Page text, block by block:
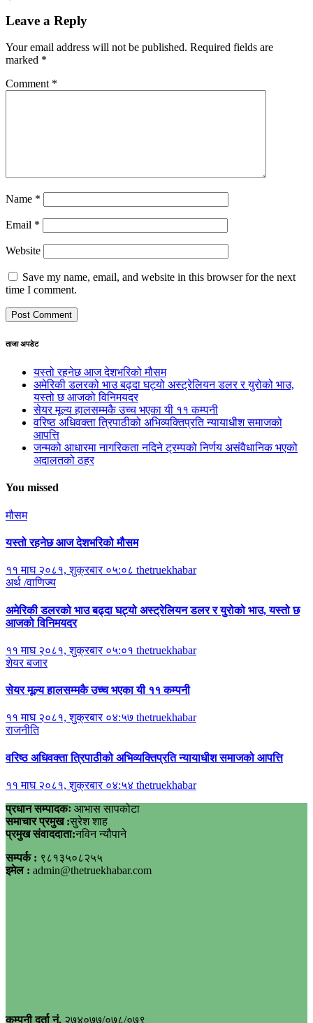
Leave a Reply
Your email address will not be published. Required fields are
marked *
Comment *
Name *
Email *
Website
Save my name, email, and website in this browser for the next
time I comment.
ताजा अपडेट
यस्तो रहनेछ आज देशभरिको मौसम
अमेरिकी डलरको भाउ बढ्दा घट्यो अस्ट्रेलियन डलर र युरोको भाउ,
यस्तो छ आजको विनिमयदर
सेयर मूल्य हालसम्मकै उच्च भएका यी ११ कम्पनी
वरिष्ठ अधिवक्ता त्रिपाठीको अभिव्यक्तिप्रति न्यायाधीश समाजको
आपत्ति
जन्मको आधारमा नागरिकता नदिने ट्रम्पको निर्णय असंवैधानिक भएको
अदालतको ठहर
You missed
मौसम
यस्तो रहनेछ आज देशभरिको मौसम
११ माघ २०८१, शुक्रबार ०५:०८ thetruekhabar
अर्थ /वाणिज्य
अमेरिकी डलरको भाउ बढ्दा घट्यो अस्ट्रेलियन डलर र युरोको भाउ, यस्तो छ
आजको विनिमयदर
११ माघ २०८१, शुक्रबार ०५:०१ thetruekhabar
शेयर बजार
सेयर मूल्य हालसम्मकै उच्च भएका यी ११ कम्पनी
११ माघ २०८१, शुक्रबार ०४:५७ thetruekhabar
राजनीति
वरिष्ठ अधिवक्ता त्रिपाठीको अभिव्यक्तिप्रति न्यायाधीश समाजको आपत्ति
११ माघ २०८१, शुक्रबार ०४:५४ thetruekhabar
प्रधान सम्पादकः आभास सापकोटा
समाचार प्रमुख :सुरेश शाह
प्रमुख संवाददाता:नविन न्यौपाने
सम्पर्क : ९८१३५०८२५५
इमेल : admin@thetruekhabar.com
कम्पनी दर्ता नं. २७४०७७/०७८/०७९